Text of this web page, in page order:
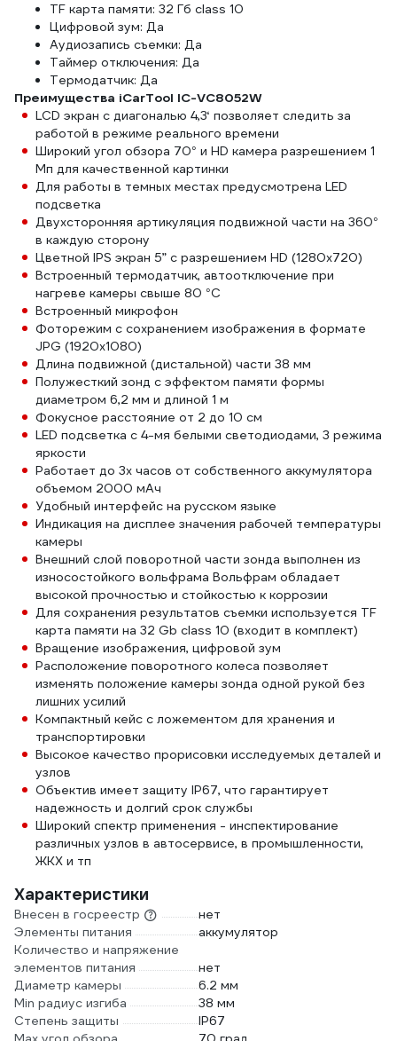
TF карта памяти: 32 Гб class 10
Цифровой зум: Да
Аудиозапись съемки: Да
Таймер отключения: Да
Термодатчик: Да
Преимущества iCarTool IC-VC8052W
LCD экран с диагональю 4,3‘ позволяет следить за
работой в режиме реального времени
Широкий угол обзора 70° и HD камера разрешением 1
Мп для качественной картинки
Для работы в темных местах предусмотрена LED
подсветка
Двухсторонняя артикуляция подвижной части на 360°
в каждую сторону
Цветной IPS экран 5” с разрешением HD (1280х720)
Встроенный термодатчик, автоотключение при
нагреве камеры свыше 80 °С
Встроенный микрофон
Фоторежим с сохранением изображения в формате
JPG (1920x1080)
Длина подвижной (дистальной) части 38 мм
Полужесткий зонд с эффектом памяти формы
диаметром 6,2 мм и длиной 1 м
Фокусное расстояние от 2 до 10 см
LED подсветка с 4-мя белыми светодиодами, 3 режима
яркости
Работает до 3х часов от собственного аккумулятора
объемом 2000 мАч
Удобный интерфейс на русском языке
Индикация на дисплее значения рабочей температуры
камеры
Внешний слой поворотной части зонда выполнен из
износостойкого вольфрама Вольфрам обладает
высокой прочностью и стойкостью к коррозии
Для сохранения результатов съемки используется TF
карта памяти на 32 Gb class 10 (входит в комплект)
Вращение изображения, цифровой зум
Расположение поворотного колеса позволяет
изменять положение камеры зонда одной рукой без
лишних усилий
Компактный кейс с ложементом для хранения и
транспортировки
Высокое качество прорисовки исследуемых деталей и
узлов
Объектив имеет защиту IP67, что гарантирует
надежность и долгий срок службы
Широкий спектр применения - инспектирование
различных узлов в автосервисе, в промышленности,
ЖКХ и тп
Характеристики
Внесен в госреестр
нет
Элементы питания
аккумулятор
Количество и напряжение
элементов питания
нет
Диаметр камеры
6.2 мм
Min радиус изгиба
38 мм
Степень защиты
IP67